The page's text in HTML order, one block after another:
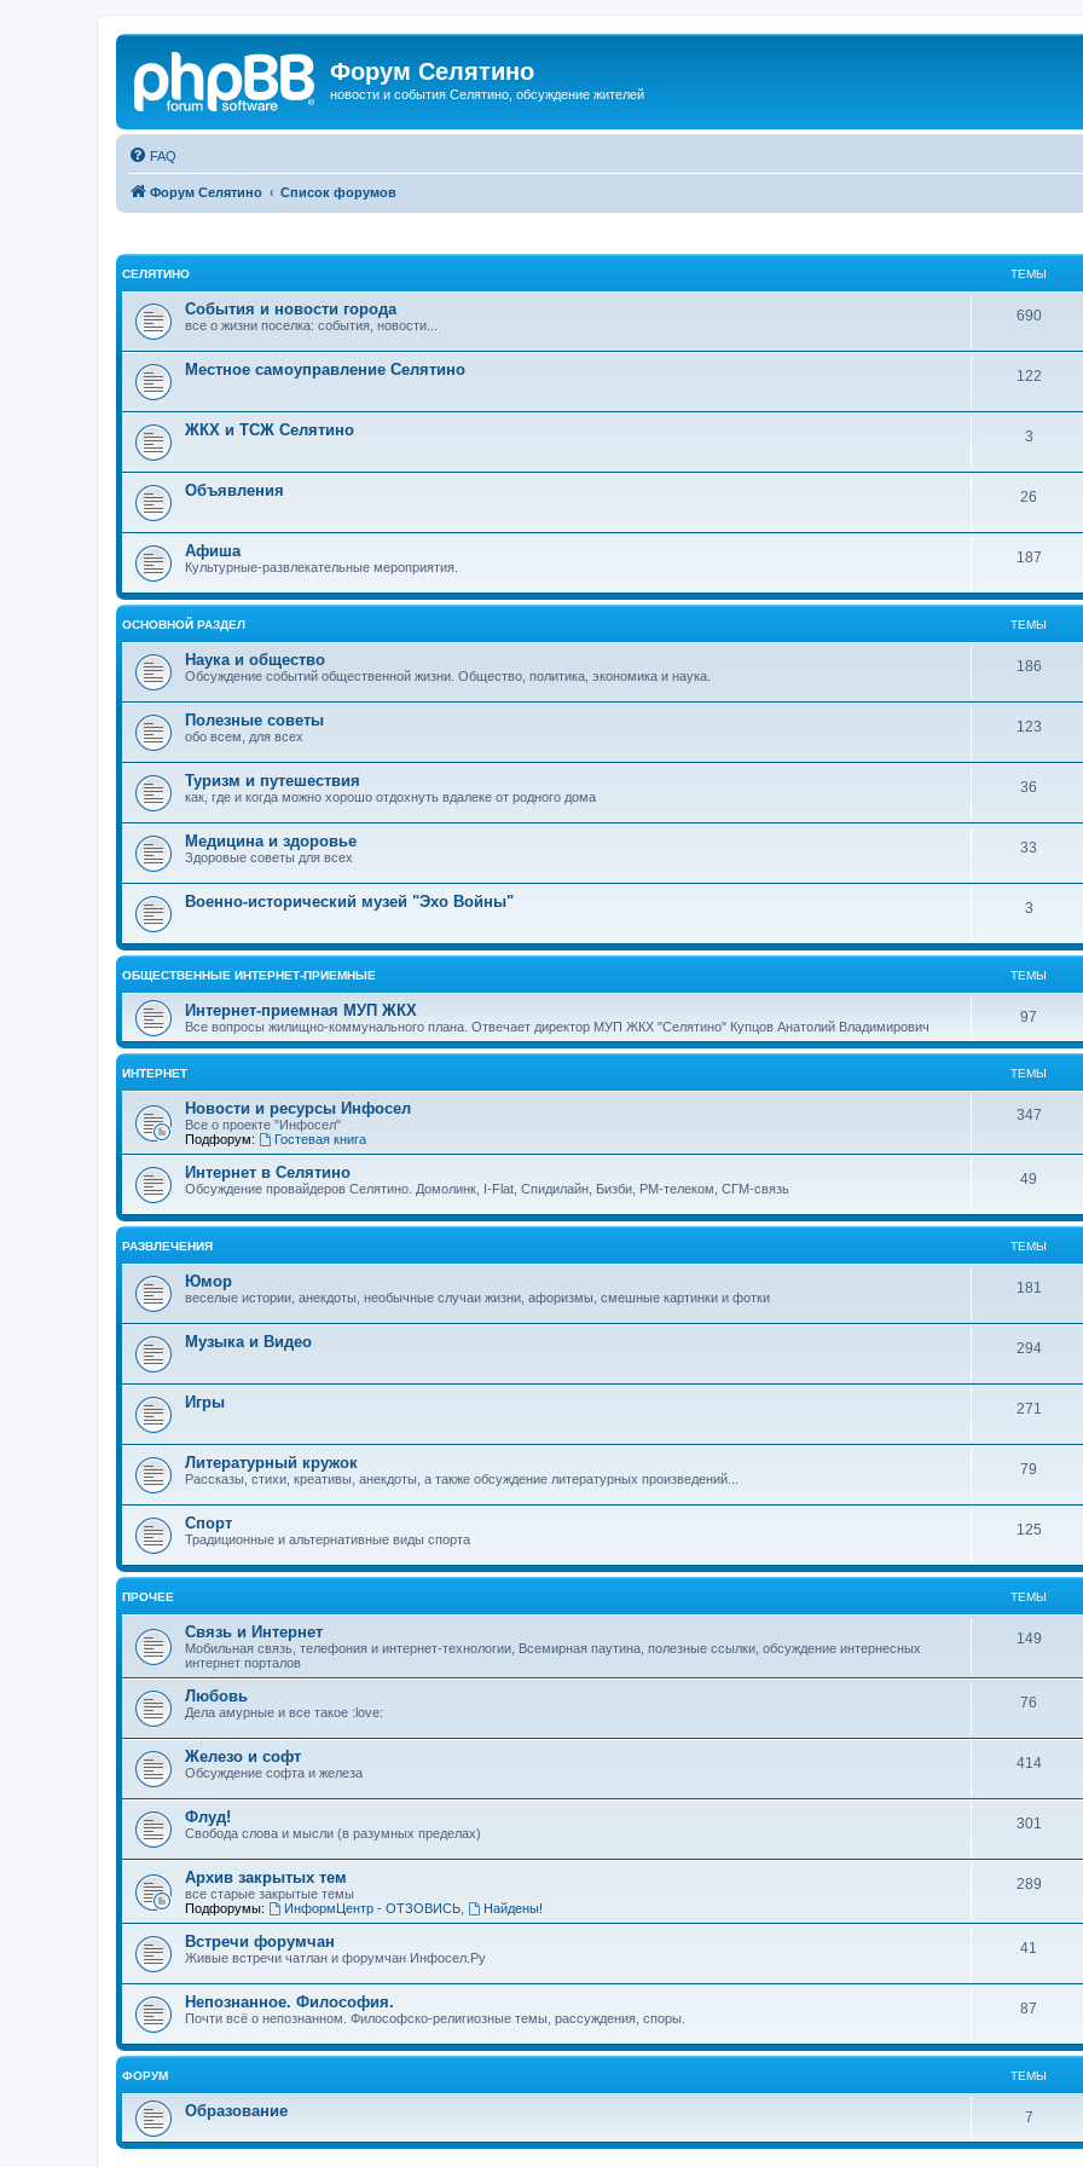
Форум Селятино
новости и события Селятино, обсуждение жителей
FAQ
Форум Селятино Список форумов
СЕЛЯТИНО ТЕМЫ
События и новости города
все о жизни поселка: события, новости...
690
Местное самоуправление Селятино 122
ЖКХ и ТСЖ Селятино 3
Объявления 26
Афиша
Культурные-развлекательные мероприятия.
187
ОСНОВНОЙ РАЗДЕЛ ТЕМЫ
Наука и общество
Обсуждение событий общественной жизни. Общество, политика, экономика и наука.
186
Полезные советы
обо всем, для всех
123
Туризм и путешествия
как, где и когда можно хорошо отдохнуть вдалеке от родного дома
36
Медицина и здоровье
Здоровые советы для всех
33
Военно-исторический музей "Эхо Войны" 3
ОБЩЕСТВЕННЫЕ ИНТЕРНЕТ-ПРИЕМНЫЕ ТЕМЫ
Интернет-приемная МУП ЖКХ
Все вопросы жилищно-коммунального плана. Отвечает директор МУП ЖКХ "Селятино" Купцов Анатолий Владимирович
97
ИНТЕРНЕТ ТЕМЫ
Новости и ресурсы Инфосел
Все о проекте "Инфосел"
Подфорум:
Гостевая книга
347
Интернет в Селятино
Обсуждение провайдеров Селятино. Домолинк, I-Flat, Спидилайн, Бизби, РМ-телеком, СГМ-связь
49
РАЗВЛЕЧЕНИЯ ТЕМЫ
Юмор
веселые истории, анекдоты, необычные случаи жизни, афоризмы, смешные картинки и фотки
181
Музыка и Видео 294
Игры 271
Литературный кружок
Рассказы, стихи, креативы, анекдоты, а также обсуждение литературных произведений...
79
Спорт
Традиционные и альтернативные виды спорта
125
ПРОЧЕЕ ТЕМЫ
Связь и Интернет
Мобильная связь, телефония и интернет-технологии, Всемирная паутина, полезные ссылки, обсуждение интернесных
интернет порталов
149
Любовь
Дела амурные и все такое :love:
76
Железо и софт
Обсуждение софта и железа
414
Флуд!
Свобода слова и мысли (в разумных пределах)
301
Архив закрытых тем
все старые закрытые темы
Подфорумы:
ИнформЦентр - ОТЗОВИСЬ, Найдены!
289
Встречи форумчан
Живые встречи чатлан и форумчан Инфосел.Ру
41
Непознанное. Философия.
Почти всё о непознанном. Философско-религиозные темы, рассуждения, споры.
87
ФОРУМ ТЕМЫ
Образование 7